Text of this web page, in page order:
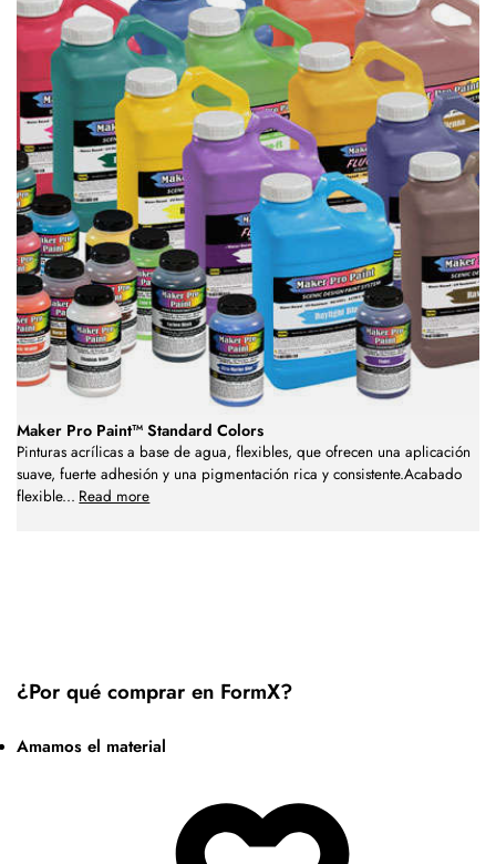
Maker Pro Paint™ Standard Colors
Pinturas acrílicas a base de agua, flexibles, que ofrecen una aplicación
suave, fuerte adhesión y una pigmentación rica y consistente.Acabado
flexible... Read more
¿Por qué comprar en FormX?
Amamos el material